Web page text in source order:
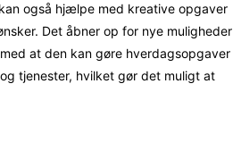
også hjælpe med kreative opgaver
Det åbner op for nye muligheder
at den kan gøre hverdagsopgaver
tjenester, hvilket gør det muligt at